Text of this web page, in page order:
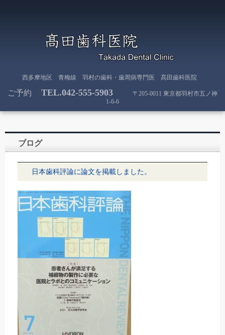
西多摩地区 青梅線 羽村の歯科・歯周病専門医 髙田歯科医院
ご予約 TEL.042-555-5903
〒205-0011 東京都羽村市五ノ神
1-6-6
ブログ
日本歯科評論に論文を掲載しました。